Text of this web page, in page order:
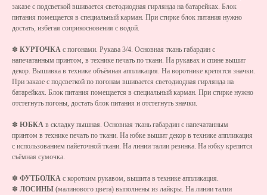
заказе с подсветкой вшивается светодиодная гирлянда на батарейках. Блок
питания помещается в специальный карман. При стирке блок питания нужно
достать, избегая соприкосновения с водой.
✽ КУРТОЧКА с погонами. Рукава 3/4. Основная ткань габардин с
напечатанным принтом, в технике печать по ткани. На рукавах и спине вышит
декор. Вышивка в технике объёмная аппликация. На воротнике крепятся значки.
При заказе с подсветкой по погонам вшивается светодиодная гирлянда на
батарейках. Блок питания помещается в специальный карман. При стирке нужно
отстегнуть погоны, достать блок питания и отстегнуть значки.
✽ ЮБКА в складку пышная. Основная ткань габардин с напечатанным
принтом в технике печать по ткани. На юбке вышит декор в технике аппликация
с использованием пайеточной ткани. На линии талии резинка. На юбку крепится
съёмная сумочка.
✽ ФУТБОЛКА с коротким рукавом, вышита в технике аппликация.
✽ ЛОСИНЫ (малинового цвета) выполнены из лайкры. На линии талии